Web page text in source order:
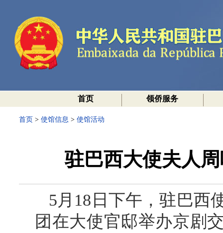
首页 领侨服务
首页 > 使馆信息 > 使馆活动
驻巴西大使夫人
5月18日下午，驻巴西
团在大使官邸举办京剧